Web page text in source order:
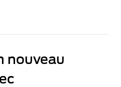
nouveau